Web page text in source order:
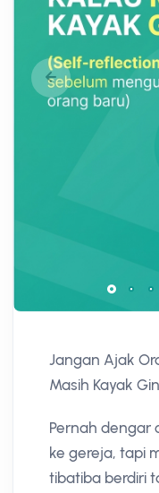
Jangan Ajak
Masih Kayak
Pernah dengar
ke gereja, tapi
tibatiba berdiri